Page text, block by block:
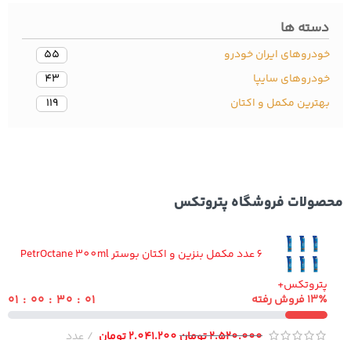
فروشگاه پتروتکس
6 عدد مکمل بنزین و اکتان بوستر PetrOctane 300ml
ها
ایران خودرو
سایپا
مکمل و اکتان